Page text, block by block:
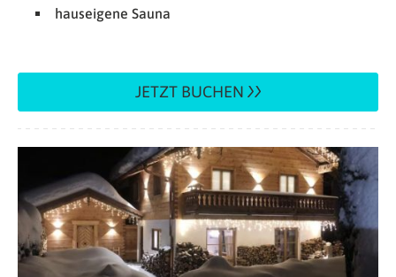
hauseigene Sauna
JETZT BUCHEN